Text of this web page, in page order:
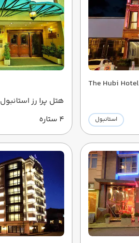
The Hubi Hotel
استانبول
هتل پرا رز استانبول
4 ستاره